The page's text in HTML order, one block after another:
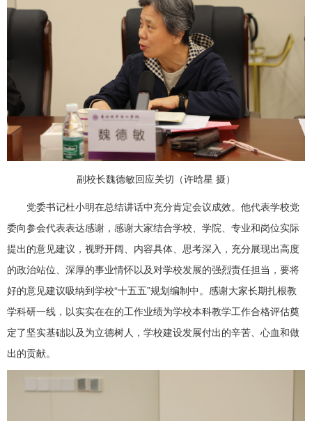
副校长魏德敏回应关切（许晗星 摄）
党委书记杜小明在总结讲话中充分肯定会议成效。他代表学校党
委向参会代表表达感谢，感谢大家结合学校、学院、专业和岗位实际
提出的意见建议，视野开阔、内容具体、思考深入，充分展现出高度
的政治站位、深厚的事业情怀以及对学校发展的强烈责任担当，要将
好的意见建议吸纳到学校“十五五”规划编制中。感谢大家长期扎根教
学科研一线，以实实在在的工作业绩为学校本科教学工作合格评估奠
定了坚实基础以及为立德树人，学校建设发展付出的辛苦、心血和做
出的贡献。